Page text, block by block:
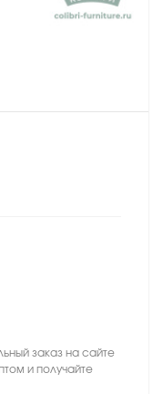
заказ на сайте
и получайте